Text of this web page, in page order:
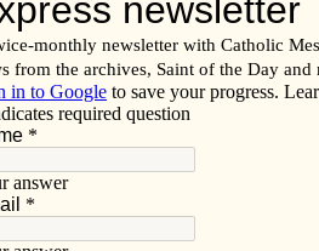
of the Diocese of Davenport